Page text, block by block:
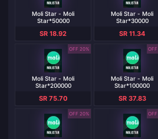
Moli Star - Moli
Star*30000
SR 11.34
Moli Star - Moli
Star*50000
SR 18.92
Moli Star - Moli
Star*100000
SR 37.83
20% OFF
Moli Star - Moli
Star*200000
SR 75.70
20% OFF